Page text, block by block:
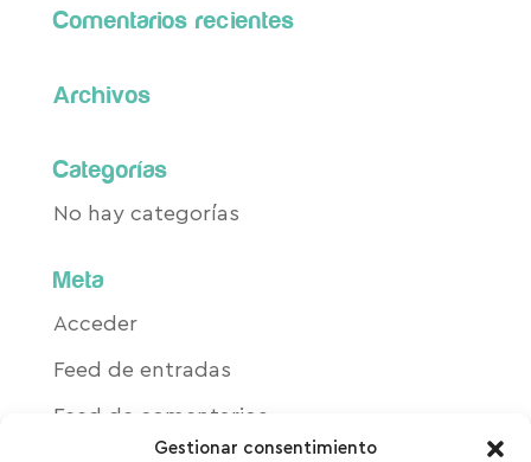
Gestionar consentimiento
Comentarios recientes
Archivos
Categorías
No hay categorías
Meta
Acceder
Feed de entradas
Feed de comentarios